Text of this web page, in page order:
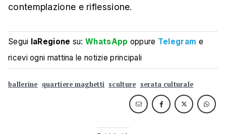
contemplazione e riflessione.
Segui laRegione su:WhatsApp oppure Telegram e
ricevi ogni mattina le notizie principali
ballerine quartiere maghetti sculture serata culturale